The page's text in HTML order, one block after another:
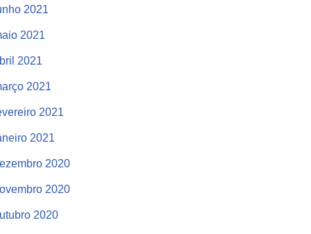
2021
2021
2021
2021
2021
2021
2020
2020
2020